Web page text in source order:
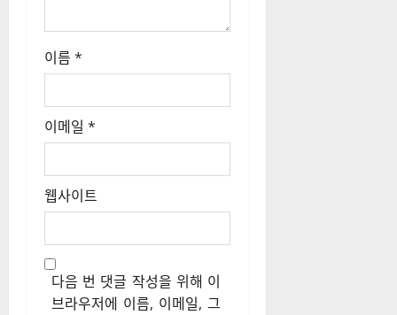
이름 *
이메일 *
웹사이트
다음 번 댓글 작성을 위해 이
브라우저에 이름, 이메일, 그